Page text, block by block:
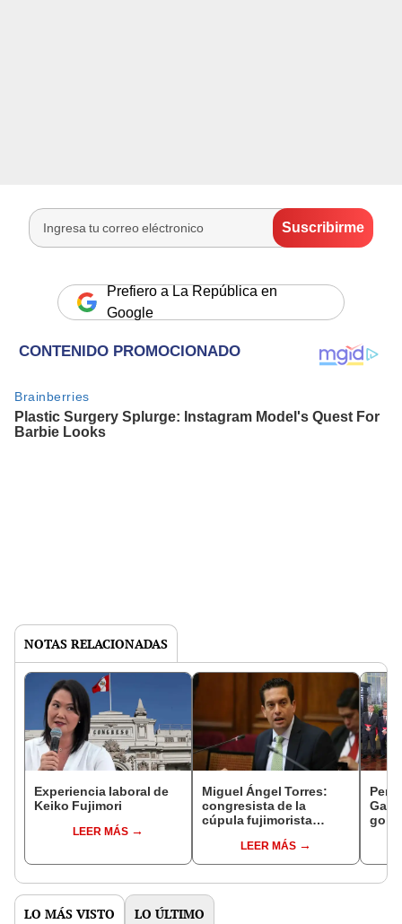
Prefiero a La República en
Google
NOTAS RELACIONADAS
Experiencia laboral de
Keiko Fujimori
LEER MÁS
Miguel Ángel Torres:
congresista de la
cúpula fujimorista
del SenadoLEER MÁS
LO MÁS VISTO LO ÚLTIMO